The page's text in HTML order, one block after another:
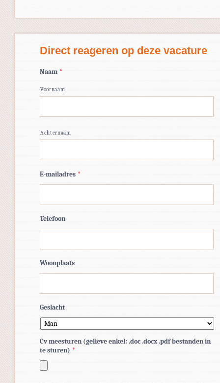
Direct reageren op deze vacature
Naam *
Voornaam
Achternaam
E-mailadres *
Telefoon
Woonplaats
Geslacht
Cv meesturen (gelieve enkel: .doc .docx .pdf bestanden in
te sturen) *